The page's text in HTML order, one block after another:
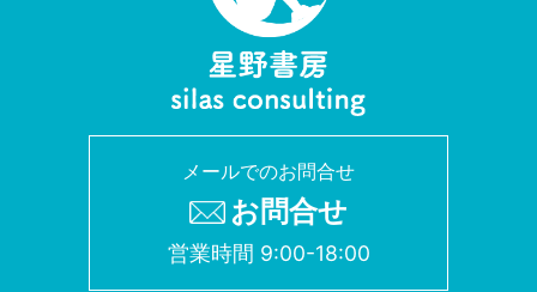
メールでのお問合せ
お問合せ
営業時間 9:00-18:00